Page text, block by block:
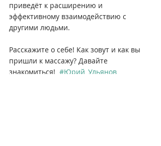
приведёт к расширению и
эффективному взаимодействию с
другими людьми.
Расскажите о себе! Как зовут и как вы
пришли к массажу? Давайте
знакомиться! #Юрий_Ульянов